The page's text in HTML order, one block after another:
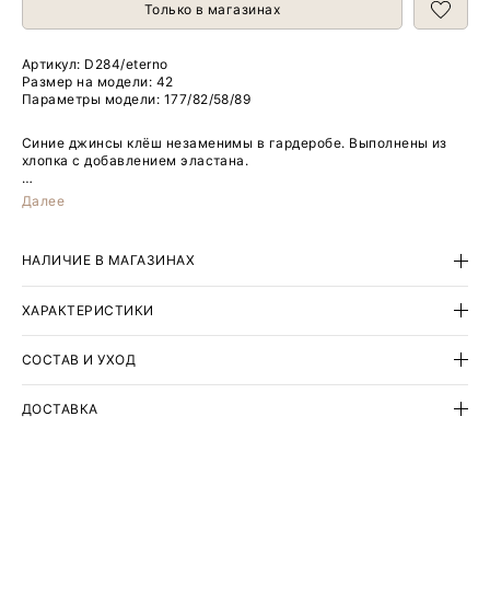
Только в магазинах
Артикул: D284/eterno
Размер на модели: 42
Параметры модели: 177/82/58/89
Синие джинсы клёш незаменимы в гардеробе. Выполнены из
хлопка с добавлением эластана.
Модель имеет стильную высокую посадку.
Далее
НАЛИЧИЕ В МАГАЗИНАХ
ХАРАКТЕРИСТИКИ
СОСТАВ И УХОД
ДОСТАВКА